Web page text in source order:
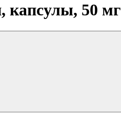
капсулы, 50 мг